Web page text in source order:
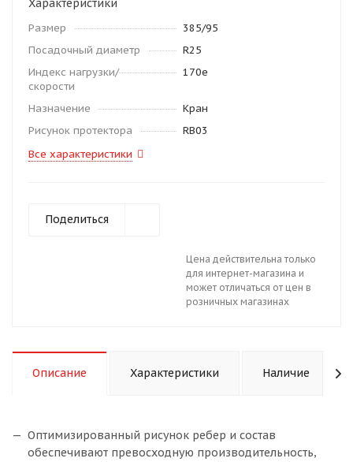
Характеристики
Размер
385/95
Посадочный диаметр
R25
Индекс нагрузки/
скорости
170e
Назначение
Кран
Рисунок протектора
RB03
Все характеристики
Поделиться
Цена действительна только
для интернет-магазина и
может отличаться от цен в
розничных магазинах
Описание Характеристики Наличие
Оптимизированный рисунок ребер и состав
обеспечивают превосходную производительность,